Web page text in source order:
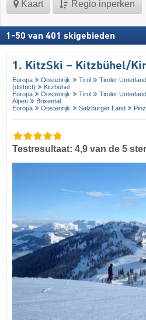
Kaart Regio inperken
1 -50 van 401 skigebieden
1. KitzSki – Kitzbühel/​
Europa Oostenrijk Tirol Tiroler Unterland
(district)
Kitzbühel
Europa
Oostenrijk Tirol Tiroler Unterland
Alpen
Brixental
Europa
Oostenrijk Salzburger Land
Testresultaat: 4,9 van de 5